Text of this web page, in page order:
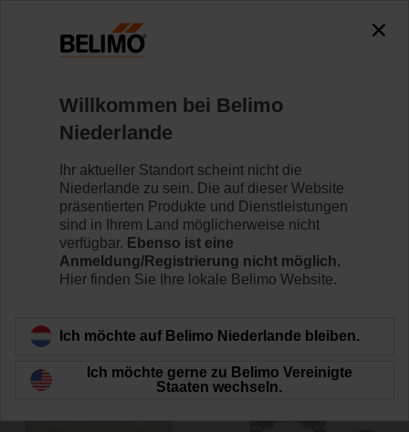
ZF12-NSA
Zurück zur Produktkategorie
Willkommen bei Belimo
Niederlande
Ihr aktueller Standort scheint nicht die
Niederlande zu sein. Die auf dieser Website
präsentierten Produkte und Dienstleistungen
sind in Ihrem Land möglicherweise nicht
verfügbar. Ebenso ist eine
Anmeldung/Registrierung nicht möglich.
Hier finden Sie Ihre lokale Belimo Website.
Ich möchte auf Belimo Niederlande bleiben.
Ich möchte gerne zu Belimo Vereinigte
Staaten wechseln.